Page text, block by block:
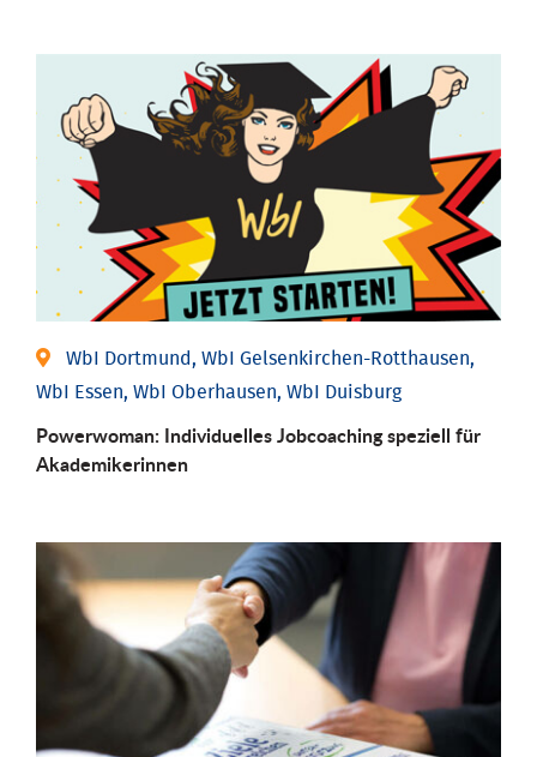
WbI Dortmund, WbI Gelsenkirchen-Rotthausen,
WbI Essen, WbI Oberhausen, WbI Duisburg
Powerwoman: Individu­elles Job­coaching speziell für
Aka­demiker­innen